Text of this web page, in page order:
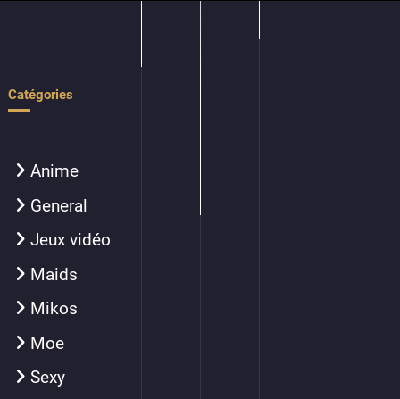
Catégories
Anime
General
Jeux vidéo
Maids
Mikos
Moe
Sexy